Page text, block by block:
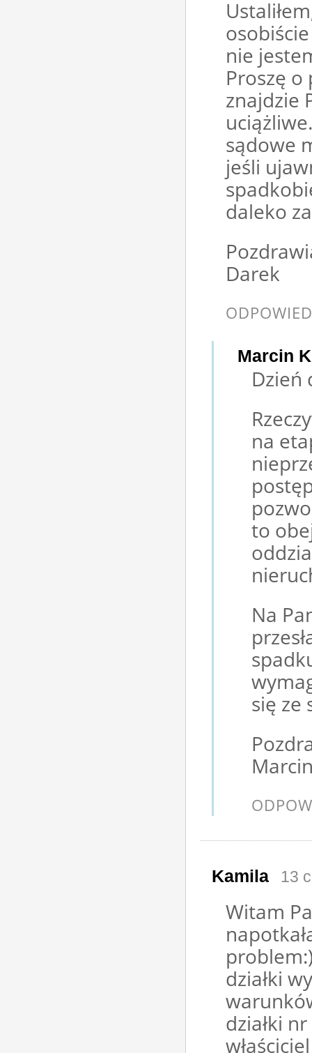
nie
Proszę
znajdzie
sądowe
jeśli
daleko
Darek
Marcin
Dzień
na
to
Na
się ze
Kamila 13
Witam
działki
działki